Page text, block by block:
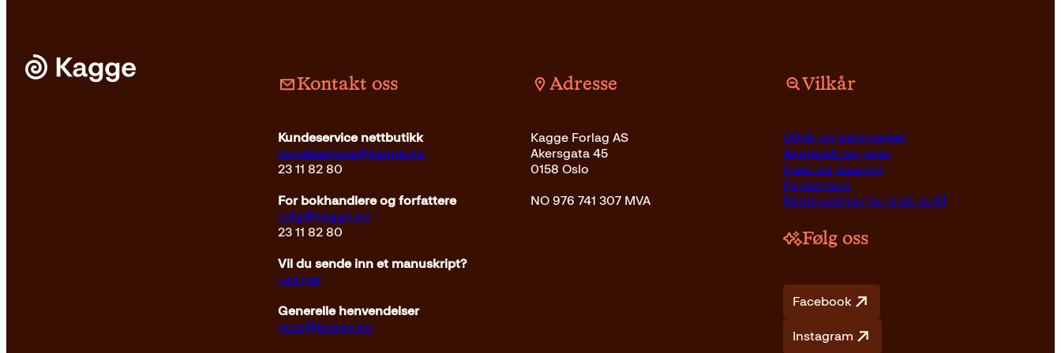
Pocket249 Kjøp
Kontakt oss
Kundeservice nettbutikk
kundeservice@kagge.no
23 11 82 80
For bokhandlere og forfattere
salg@kagge.no
23 11 82 80
Vil du sende inn et manuskript?
Les her
Generelle henvendelser
post@kagge.no
Adresse
Kagge Forlag AS
Akersgata 45
0158 Oslo
NO 976 741 307 MVA
Vilkår
Vilkår og betingelser
Angrerett og retur
Frakt og levering
Personvern
Retningslinjer for bruk av KI
Følg oss
Facebook
Instagram